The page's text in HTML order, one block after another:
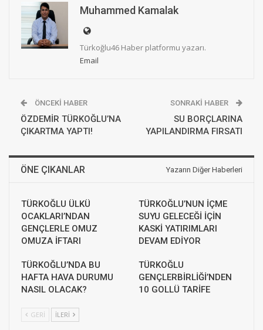
Muhammed Kamalak
Türkoğlu46 Haber platformu yazarı.
Email
ÖNCEKI HABER
ÖZDEMİR TÜRKOĞLU’NA
ÇIKARTMA YAPTI!
SONRAKI HABER
SU BORÇLARINA
YAPILANDIRMA FIRSATI
ÖNE ÇIKANLAR Yazarın Diğer Haberleri
TÜRKOĞLU ÜLKÜ
OCAKLARI’NDAN
GENÇLERLE OMUZ
OMUZA İFTARI
TÜRKOĞLU’NUN İÇME
SUYU GELECEĞİ İÇİN
KASKİ YATIRIMLARI
DEVAM EDİYOR
TÜRKOĞLU’NDA BU
HAFTA HAVA DURUMU
NASIL OLACAK?
TÜRKOĞLU
GENÇLERBİRLİĞİ’NDEN
10 GOLLÜ TARİFE
GERI İLERI